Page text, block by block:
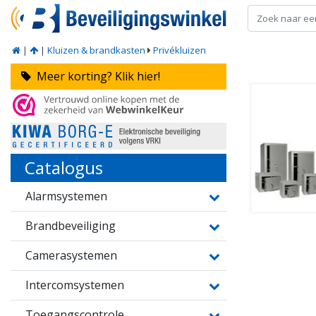
| | Kluizen & brandkasten Privékluizen
Meer korting? Klik hier!
Catalogus
Alarmsystemen
Brandbeveiliging
Camerasystemen
Intercomsystemen